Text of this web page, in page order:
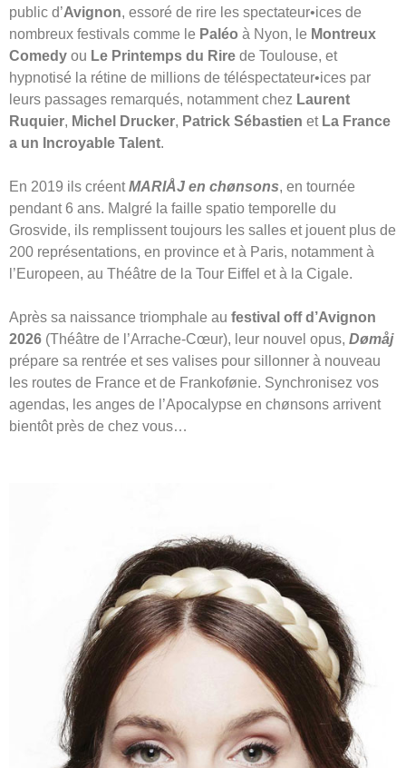
public d’Avignon, essoré de rire les spectateur•ices de
nombreux festivals comme le Paléo à Nyon, le Montreux
Comedy ou Le Printemps du Rire de Toulouse, et
hypnotisé la rétine de millions de téléspectateur•ices par
leurs passages remarqués, notamment chez Laurent
Ruquier, Michel Drucker, Patrick Sébastien et La France
a un Incroyable Talent.
En 2019 ils créentMARIÅJ en chønsons, en tournée
pendant 6 ans. Malgré la faille spatio temporelle du
Grosvide, ils remplissent toujours les salles et jouent plus de
200 représentations, en province et à Paris, notamment à
l’Europeen, au Théâtre de la Tour Eiffel et à la Cigale.
Après sa naissance triomphale au festival off d’Avignon
2026 (Théâtre de l’Arrache-Cœur), leur nouvel opus, Dømåj
prépare sa rentrée et ses valises pour sillonner à nouveau
les routes de France et de Frankofønie. Synchronisez vos
agendas, les anges de l’Apocalypse en chønsons arrivent
bientôt près de chez vous…